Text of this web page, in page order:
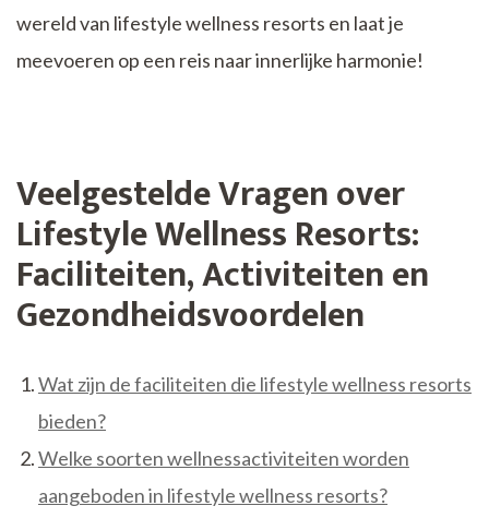
wereld van lifestyle wellness resorts en laat je
meevoeren op een reis naar innerlijke harmonie!
Veelgestelde Vragen over
Lifestyle Wellness Resorts:
Faciliteiten, Activiteiten en
Gezondheidsvoordelen
Wat zijn de faciliteiten die lifestyle wellness resorts
bieden?
Welke soorten wellnessactiviteiten worden
aangeboden in lifestyle wellness resorts?